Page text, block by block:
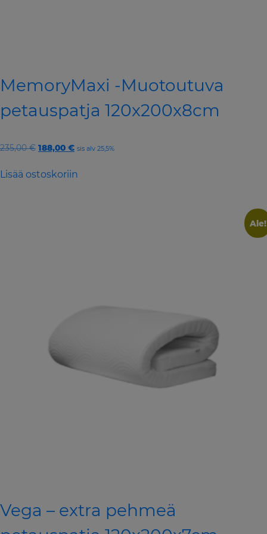
MemoryMaxi -Muotoutuva
petauspatja 120x200x8cm
235,00€ Original
was:
188,00 €Current
is:
sis alv 25,5%
Lisää ostoskoriin
Ale!
Vega – extra pehmeä